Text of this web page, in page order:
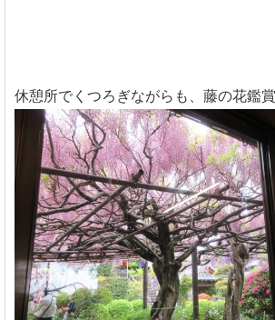
休憩所でくつろぎながらも、藤の花鑑